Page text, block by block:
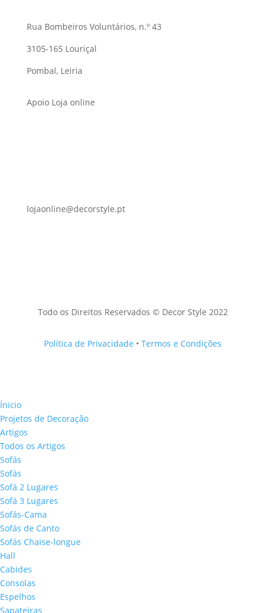
Rua Bombeiros Voluntários, n.º 43
3105-165 Louriçal
Pombal, Leiria
Apoio Loja online
lojaonline@decorstyle.pt
Todo os Direitos Reservados © Decor Style 2022
Política de Privacidade •Termos e Condições
Ínicio
Projetos de Decoração
Artigos
Todos os Artigos
Sofás
Sofás
Sofá 2 Lugares
Sofá 3 Lugares
Sofás-Cama
Sofás de Canto
Sofás Chaise-longue
Hall
Cabides
Consolas
Espelhos
Sapateiras